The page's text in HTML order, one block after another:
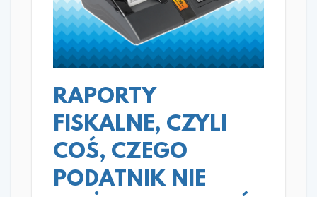
RAPORTY
FISKALNE, CZYLI
COŚ, CZEGO
PODATNIK NIE